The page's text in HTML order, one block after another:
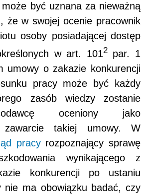
być uznana za nieważną
że w swojej ocenie pracownik
osoby posiadającej dostęp
w art. 1012par. 1
umowy o zakazie konkurencji
pracy może być każdy
zasób wiedzy zostanie
oceniony jako
zawarcie takiej umowy. W
pracyrozpoznający sprawę
wynikającego z
konkurencji po ustaniu
nie ma obowiązku badać, czy